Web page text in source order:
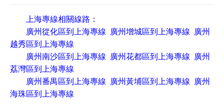
上海專線相關線路：
廣州從化區到上海專線
廣州增城區到上海專線
廣州
越秀區到上海專線
廣州南沙區到上海專線
廣州花都區到上海專線
廣州
荔灣區到上海專線
廣州番禺區到上海專線
廣州黃埔區到上海專線
廣州
海珠區到上海專線